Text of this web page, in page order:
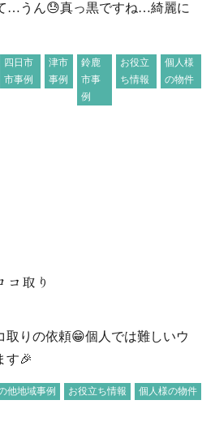
…うん😓真っ黒ですね…綺麗に
四日市
市事例
津市
事例
鈴鹿
市事
例
お役立
ち情報
個人様
の物件
取り
取りの依頼😁個人では難しいウ
す🎉
他地域事例 お役立ち情報 個人様の物件